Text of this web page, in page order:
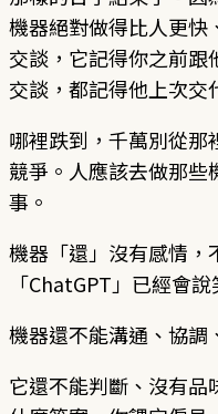
機器絕對做得比人更快
交談，它記得你之前
交談，都記得他上次交
哪裡跌到，千萬別從那
競爭。人應該去做那些
事。
機器「還」沒有感情，
「ChatGPT」已經會
機器還不能溝通、協調
它還不能判斷、沒有